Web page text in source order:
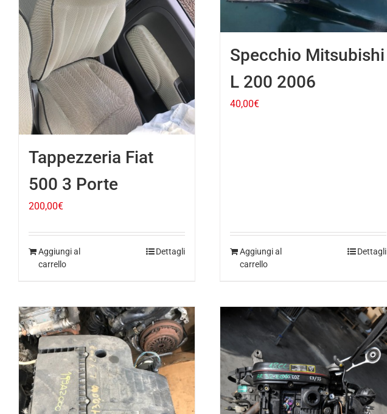
Tappezzeria Fiat
500 3 Porte
200,00€
Aggiungi al
carrello
Dettagli
Specchio Mitsubishi
L 200 2006
40,00€
Aggiungi al
carrello
Dettagli